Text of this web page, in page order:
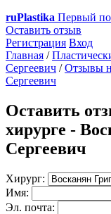
ruPlastika Первый
Оставить отзыв
Регистрация Вход
Главная /
Сергеевич /Отзывы
Сергеевич
Оставить
хирурге -
Сергеевич
Хирург:
Имя:
Эл. почта: